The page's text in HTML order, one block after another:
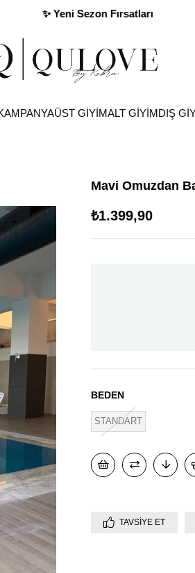
Kapıda Ödeme İmkanı
ÜST GİYİMALT GİYİMDIŞ
Mavi Omuzdan
₺1.399,90
BEDEN
STANDART
TAVSIYE ET